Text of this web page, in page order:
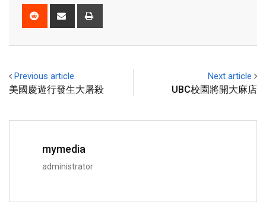
Previous article
美國慶遊行發生大屠殺
Next article
UBC校園將開大麻店
mymedia
administrator